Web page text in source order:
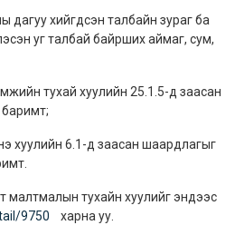
дагуу хийгдсэн талбайн зураг ба
уг талбай байрших аймаг, сум,
тухай хуулийн 25.1.5-д заасан
хуулийн 6.1-д заасан шаардлагыг
малтмалын тухайн хуулийг эндээс
9750 харна уу.